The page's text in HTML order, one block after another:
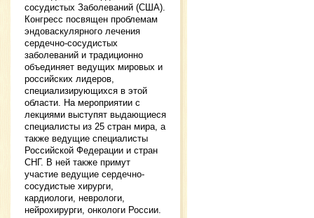
сосудистых Заболеваний (США).
Конгресс посвящен проблемам
эндоваскулярного лечения
сердечно-сосудистых
заболеваний и традиционно
объединяет ведущих мировых и
российских лидеров,
специализирующихся в этой
области. На мероприятии с
лекциями выступят выдающиеся
специалисты из 25 стран мира, а
также ведущие специалисты
Российской Федерации и стран
СНГ. В ней также примут
участие ведущие сердечно-
сосудистые хирурги,
кардиологи, неврологи,
нейрохирурги, онкологи России.